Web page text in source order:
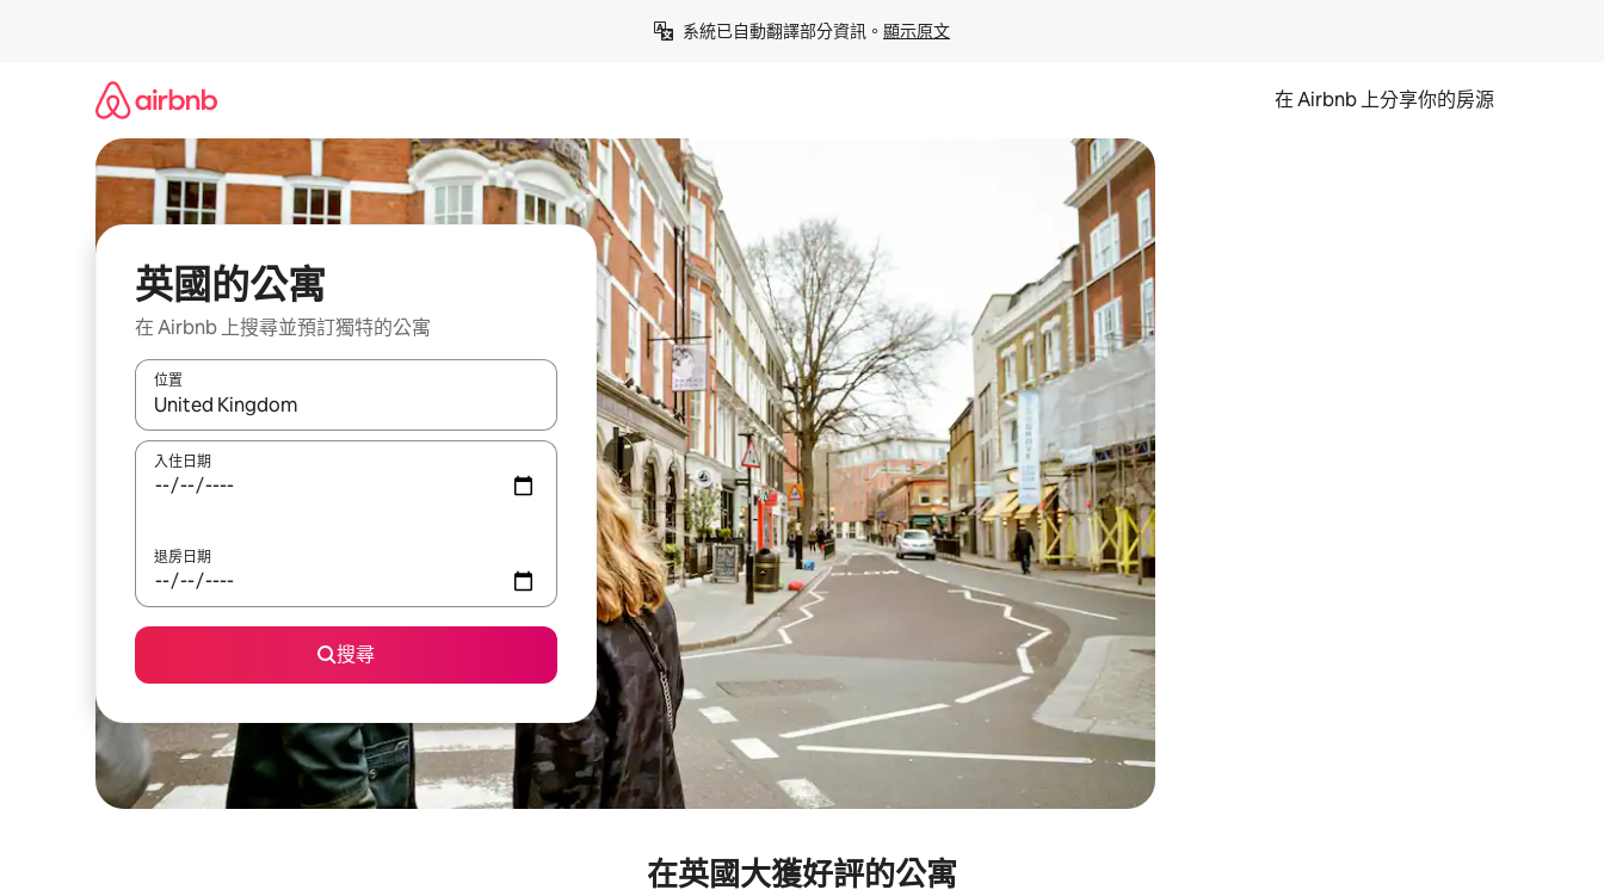
系統已自動翻譯部分資訊。 顯示原文
在 Airbnb 上分享你的房源
英國的公寓
在 Airbnb 上搜尋並預訂獨特的公寓
位置
如有搜尋結果，瀏覽內容時請使用上下箭頭，或輕點、滑動裝置。
入住日期
退房日期
搜尋
在英國大獲好評的公寓